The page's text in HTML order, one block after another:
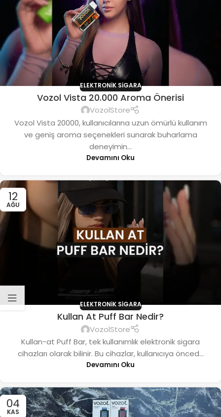
ELEKTRONIK SIGARA
Vozol Vista 20.000 Aroma Önerisi
VozolStore
Vozol Vista 20000, kullanıcılarına uzun ömürlü kullanım
ve geniş aroma seçenekleri sunarak buharlama
deneyimin...
Devamını Oku
12
AĞU
ELEKTRONIK SIGARA
Kullan At Puff Bar Nedir?
VozolStore
Kullan-at Puff Bar, tek kullanımlık elektronik sigara
cihazları olarak bilinir. Bu cihazlar, kullanıcıya önced...
Devamını Oku
04
KAS